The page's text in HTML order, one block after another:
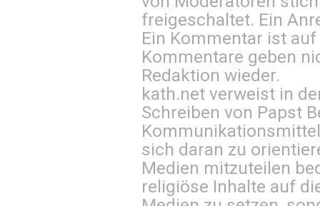
freigeschaltet. Ein
Ein Kommentar ist
Kommentare geben
Redaktion wieder.
kath.net verweist in
Schreiben von Papst
sich daran zu
Medien mitzuteilen
religiöse Inhalte auf